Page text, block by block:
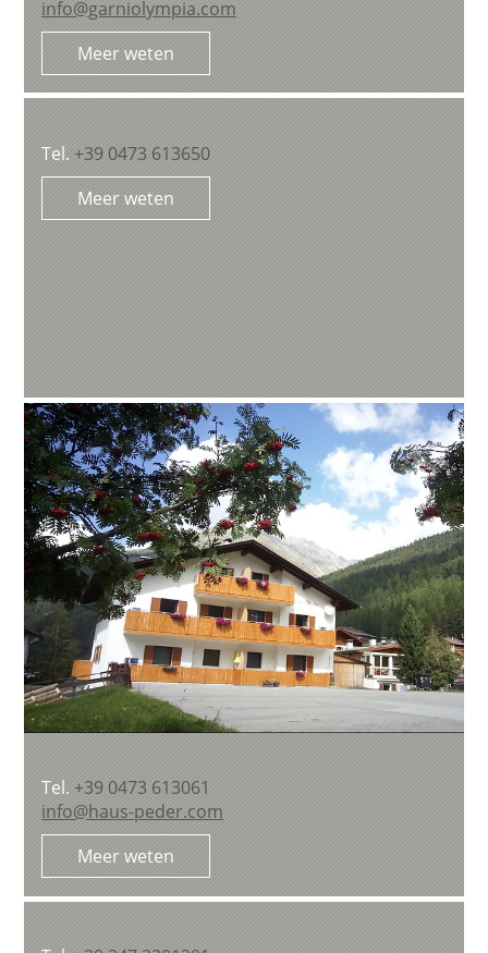
info@garniolympia.com
Meer weten
Tel. +39 0473 613650
Meer weten
Tel.+39 0473 613061
info@haus-peder.com
Meer weten